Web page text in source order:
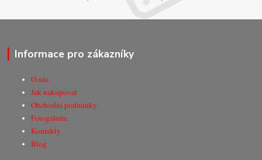
Informace pro zákazníky
O nás
Jak nakupovat
Obchodní podmínky
Fotogalerie
Kontakty
Blog